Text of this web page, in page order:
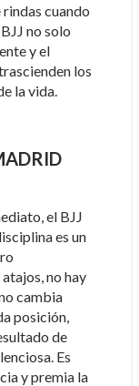
cuando
no solo
y el
los
la vida.
el BJJ
es un
no hay
cambia
posición,
de
Es
y premia la